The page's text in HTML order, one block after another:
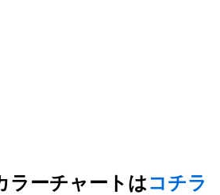
ーチャートはコチラ